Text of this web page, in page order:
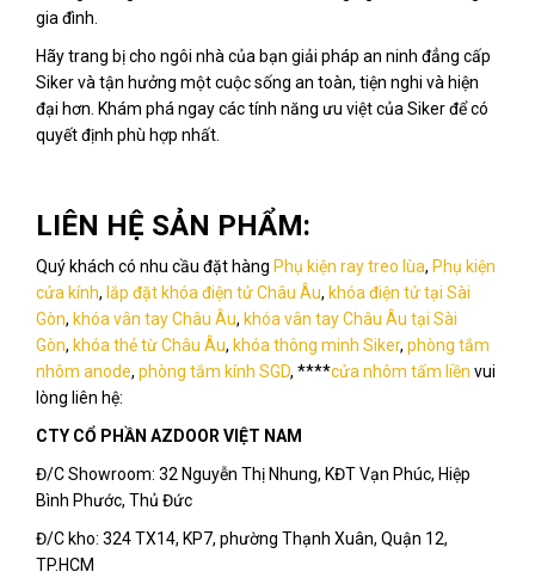
gia đình.
Hãy trang bị cho ngôi nhà của bạn giải pháp an ninh đẳng cấp
Siker và tận hưởng một cuộc sống an toàn, tiện nghi và hiện
đại hơn. Khám phá ngay các tính năng ưu việt của Siker để có
quyết định phù hợp nhất.
LIÊN HỆ SẢN PHẨM:
Quý khách có nhu cầu đặt hàng Phụ kiện ray treo lùa, Phụ kiện
cửa kính, lắp đặt khóa điện tử Châu Âu, khóa điện tử tại Sài
Gòn, khóa vân tay Châu Âu, khóa vân tay Châu Âu tại Sài
Gòn, khóa thẻ từ Châu Âu, khóa thông minh Siker, phòng tắm
nhôm anode, phòng tắm kính SGD, ****cửa nhôm tấm liền vui
lòng liên hệ:
CTY CỔ PHẦN AZDOOR VIỆT NAM
Đ/C Showroom: 32 Nguyễn Thị Nhung, KĐT Vạn Phúc, Hiệp
Bình Phước, Thủ Đức
Đ/C kho: 324 TX14, KP7, phường Thạnh Xuân, Quận 12,
TP.HCM